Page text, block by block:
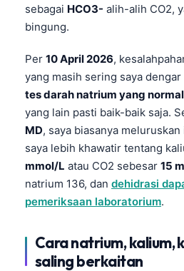
sebagai HCO3- alih-alih CO2,
bingung.
Per 10 April 2026,
yang masih sering saya
tes darah natrium yang normal
yang lain pasti baik-baik saja.
MD, saya biasanya
saya lebih khawatir tentang
mmol/L atau CO2 sebesar 15
natrium 136, dan dehidrasi
pemeriksaan laboratorium.
Cara natrium, kalium,
saling berkaitan